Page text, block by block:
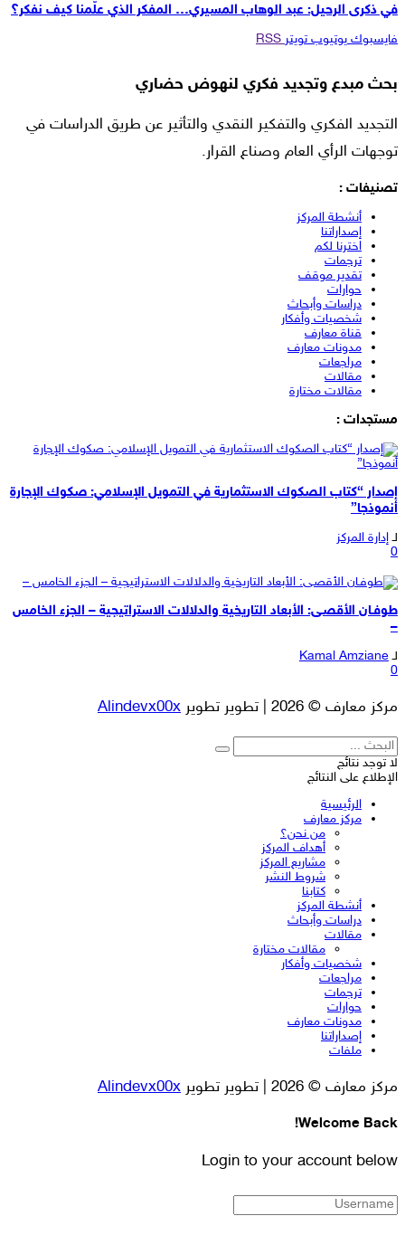
في ذكرى الرحيل: عبد الوهاب المسيري… المفكر الذي علّمنا كيف نفكر؟
فايسبوك يوتيوب تويتر RSS
بحث مبدع وتجديد فكري لنهوض حضاري
التجديد الفكري والتفكير النقدي والتأثير عن طريق الدراسات في
توجهات الرأي العام وصناع القرار.
تصنيفات :
أنشطة المركز
إصداراتنا
اخترنا لكم
ترجمات
تقدير موقف
حوارات
دراسات وأبحاث
شخصيات وأفكار
قناة معارف
مدونات معارف
مراجعات
مقالات
مقالات مختارة
مستجدات :
إصدار “كتاب الصكوك الاستثمارية في التمويل الإسلامي: صكوك الإجارة
أنموذجا”
لـ إدارة المركز
0
طوفـان الأقصـى: الأبعاد التاريخية والدلالات الاستراتيجية – الجزء الخامس
–
لـ Kamal Amziane
0
مركز معارف © 2026 | تطوير تطوير Alindevx00x
لا توجد نتائج
الإطلاع على النتائج
الرئيسية
مركز معارف
من نحن؟
أهداف المركز
مشاريع المركز
شروط النشر
كتابنا
أنشطة المركز
دراسات وأبحاث
مقالات
مقالات مختارة
شخصيات وأفكار
مراجعات
ترجمات
حوارات
مدونات معارف
إصداراتنا
ملفات
مركز معارف © 2026 | تطوير تطوير Alindevx00x
Welcome Back!
Login to your account below